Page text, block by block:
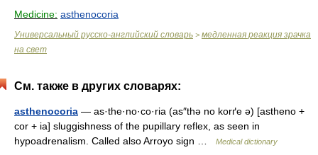
Medicine: asthenocoria
Универсальный русско-английский словарь > медленная реакция зрачка
на свет
См. также в других словарях:
asthenocoria — as·the·no·co·ria (as″thə no korґe ə) [astheno +
cor + ia] sluggishness of the pupillary reflex, as seen in
hypoadrenalism. Called also Arroyo sign …
Medical dictionary